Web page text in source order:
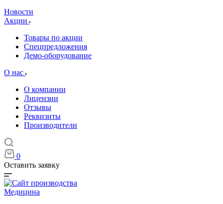
Новости
Акции
Товары по акции
Спецпредложения
Демо-оборудование
О нас
О компании
Лицензии
Отзывы
Реквизиты
Производители
0
Оставить заявку
Медицина